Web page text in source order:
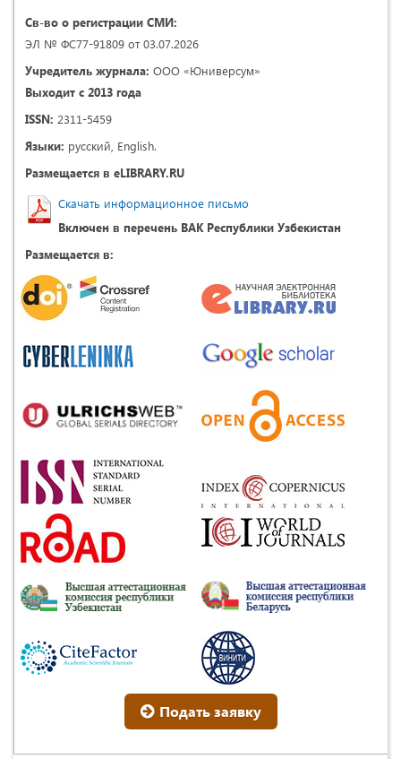
Св-во о регистрации СМИ:
ЭЛ № ФС77-91809 от 03.07.2026
Учредитель журнала: ООО «Юниверсум»
Выходит с 2013 года
ISSN: 2311-5459
Языки: русский, English.
Размещается в eLIBRARY.RU
Скачать информационное письмо
Включен в перечень ВАК Республики Узбекистан
Размещается в:
Подать заявку